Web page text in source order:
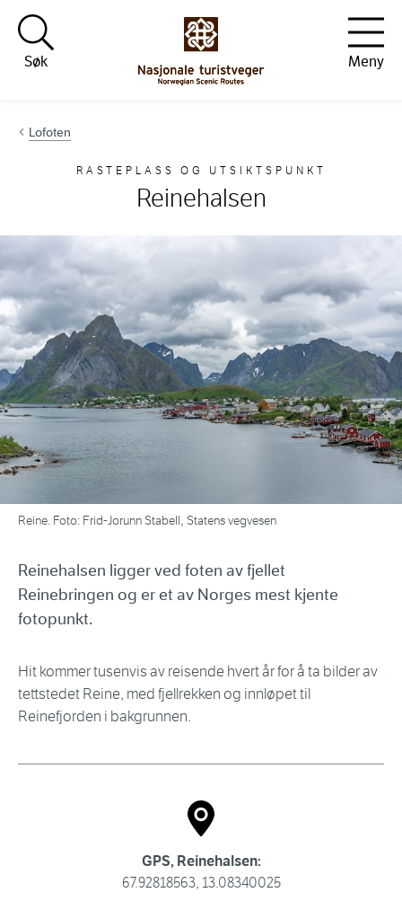
Hopp til innhold
Søk
Meny
Lofoten
RASTEPLASS OG UTSIKTSPUNKT
Reinehalsen
Reine. Foto: Frid-Jorunn Stabell, Statens vegvesen
GPS, Reinehalsen:
67.92818563, 13.08340025
Reinehalsen ligger ved foten av fjellet
Reinebringen og er et av Norges mest kjente
fotopunkt.
Hit kommer tusenvis av reisende hvert år for å ta bilder av
tettstedet Reine, med fjellrekken og innløpet til
Reinefjorden i bakgrunnen.